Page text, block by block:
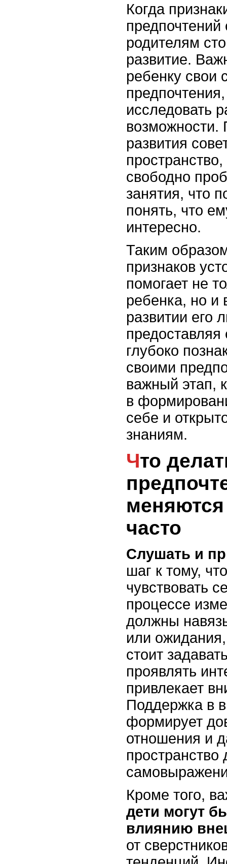
Когда
родителям
развитие.
ребенку свои
исследовать
возможности.
развития
свободно
занятия, что
понять, что
интересно.
Таким
признаков
помогает не
ребенка, но
развитии его
глубоко
своими
важный этап,
в
себе и
знаниям.
Что делать, если
часто
Слушать и
шаг к тому,
чувствовать
процессе
должны
или
стоит
проявлять
привлекает
Поддержка в
формирует
отношения и
пространство
Кроме того,
дети могут
влиянию
от